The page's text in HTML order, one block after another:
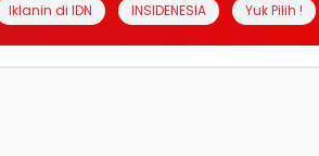
Iklanin di IDN INSIDENESIA Yuk Pilih !